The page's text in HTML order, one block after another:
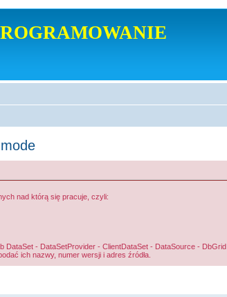
nad którą się pracuje, czyli:
- DataSetProvider - ClientDataSet - DataSource - DbGrid
ich nazwy, numer wersji i adres źródła.